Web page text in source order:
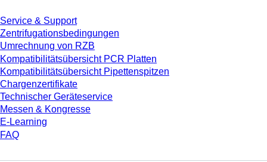
Service & Support
Zentrifugationsbedingungen
Umrechnung von RZB
Kompatibilitätsübersicht PCR Platten
Kompatibilitätsübersicht Pipettenspitzen
Chargenzertifikate
Technischer Geräteservice
Messen & Kongresse
E-Learning
FAQ